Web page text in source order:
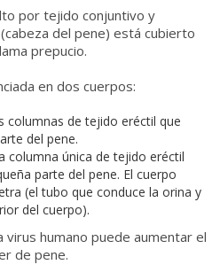
por tejido conjuntivo y
del pene) está cubierto
prepucio.
en dos cuerpos:
columnas de tejido eréctil que
del pene.
columna única de tejido eréctil
parte del pene. El cuerpo
(el tubo que conduce la orina y
del cuerpo).
virus humano puede aumentar el
de pene.